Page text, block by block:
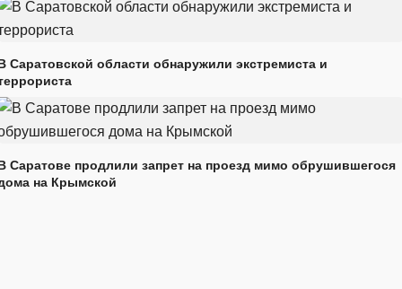
Саратовской области обнаружили экстремиста и
Саратове продлили запрет на проезд мимо обрушившегося
на Крымской